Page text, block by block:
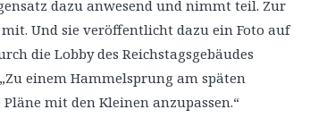
dazu anwesend und nimmt teil. Zur
Und sie veröffentlicht dazu ein Foto auf
die Lobby des Reichstagsgebäudes
einem Hammelsprung am späten
mit den Kleinen anzupassen.“